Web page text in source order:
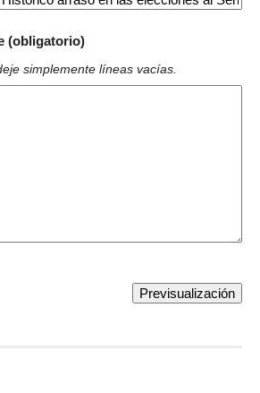
(obligatorio)
simplemente líneas vacías.